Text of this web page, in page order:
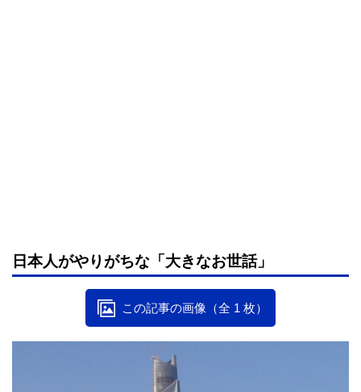
日本人がやりがちな「大きなお世話」
この記事の画像（全 1 枚）